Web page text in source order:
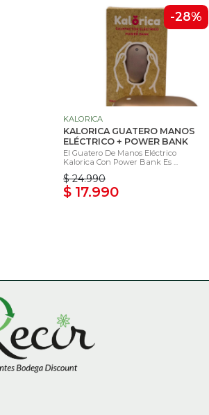
-28%
KALORICA
KALORICA GUATERO MANOS
ELÉCTRICO + POWER BANK
El Guatero De Manos Eléctrico
Kalorica Con Power Bank Es ...
$ 24.990
$ 17.990